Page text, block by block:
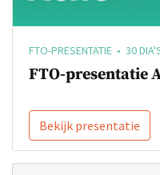
FTO-PRESENTATIE • 30
FTO-presentatie
Bekijk presentatie